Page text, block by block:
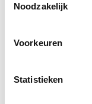
Noodzakelijk
Voorkeuren
Statistieken
Dankbaar voor